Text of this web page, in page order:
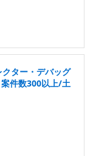
ター・デバッグ
件数300以上/土